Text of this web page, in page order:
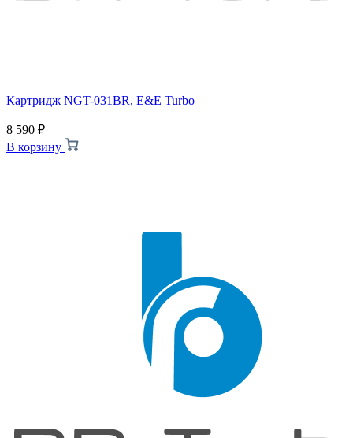
Картридж NGT-031BR, E&E Turbo
8 590 ₽
В корзину